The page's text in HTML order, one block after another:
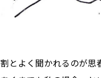
割とよく聞かれるのが思